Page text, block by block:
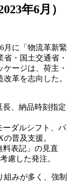
年6月）
月に「物流革新緊
・国土交通省・
ージは、荷主・
革を志向した。
、納品時刻指定
ーダルシフト、パ
普及支援。
料表記」の見直
慮した発注。
組みが多く、強制